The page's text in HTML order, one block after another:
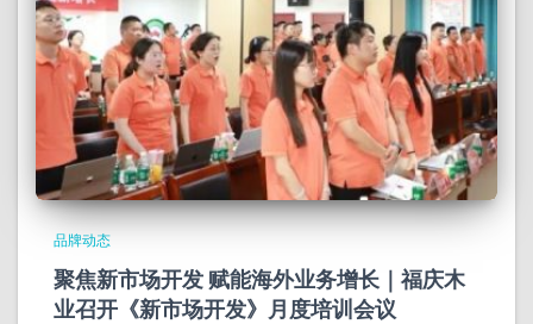
品牌动态
聚焦新市场开发 赋能海外业务增长｜福庆木
业召开《新市场开发》月度培训会议